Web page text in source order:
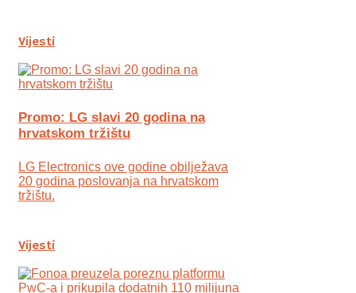
Vijesti
Promo: LG slavi 20 godina na
hrvatskom tržištu
LG Electronics ove godine obilježava
20 godina poslovanja na hrvatskom
tržištu.
Vijesti